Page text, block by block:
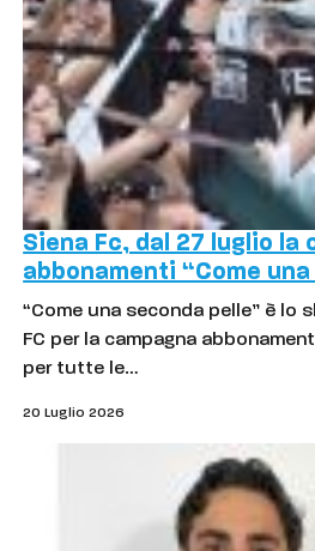
Siena Fc, dal 27 luglio la
abbonamenti “Come
“Come una seconda pelle” è lo
FC per la campagna
per tutte le…
20 Luglio 2026